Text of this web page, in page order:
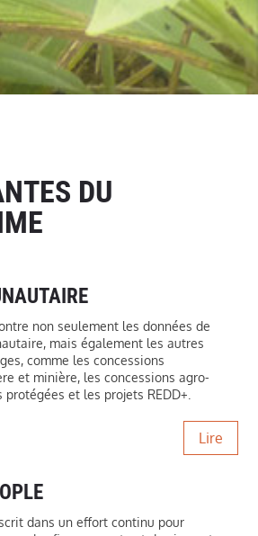
DU
non seulement les données de
mais également les autres
comme les concessions
et minière, les concessions agro-
et les projets REDD+.
Lire
dans un effort continu pour